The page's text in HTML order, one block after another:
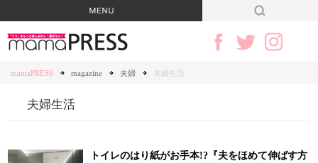
mamaPRESS magazine 夫婦 夫婦生活
夫婦生活
トイレのはり紙がお手本!?『夫をほめて伸ばす方